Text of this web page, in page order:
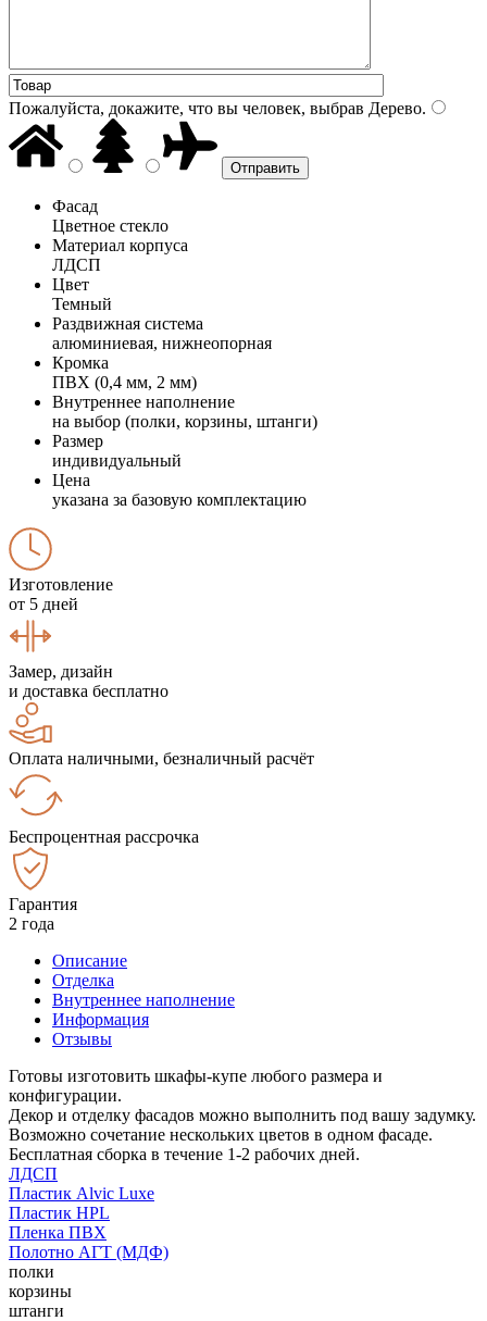
Пожалуйста, докажите, что вы человек, выбрав Дерево.
Фасад
Цветное стекло
Материал корпуса
ЛДСП
Цвет
Темный
Раздвижная система
алюминиевая, нижнеопорная
Кромка
ПВХ (0,4 мм, 2 мм)
Внутреннее наполнение
на выбор (полки, корзины, штанги)
Размер
индивидуальный
Цена
указана за базовую комплектацию
Изготовление
от 5 дней
Замер, дизайн
и доставка бесплатно
Оплата наличными, безналичный расчёт
Беспроцентная рассрочка
Гарантия
2 года
Описание
Отделка
Внутреннее наполнение
Информация
Отзывы
Готовы изготовить шкафы-купе любого размера и
конфигурации.
Декор и отделку фасадов можно выполнить под вашу задумку.
Возможно сочетание нескольких цветов в одном фасаде.
Бесплатная сборка в течение 1-2 рабочих дней.
ЛДСП
Пластик Alvic Luxe
Пластик HPL
Пленка ПВХ
Полотно АГТ (МДФ)
полки
корзины
штанги